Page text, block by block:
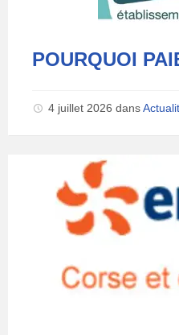
POURQUOI
4 juillet 2026 dans